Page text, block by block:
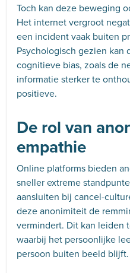
Toch kan deze beweging
Het internet vergroot
een incident vaak buiten
Psychologisch gezien kan
cognitieve bias, zoals de
informatie sterker te
positieve.
De rol van
empathie
Online platforms bieden
sneller extreme
aansluiten bij cancel-
deze anonimiteit de
vermindert. Dit kan leiden
waarbij het persoonlijke
persoon buiten beeld blijft.